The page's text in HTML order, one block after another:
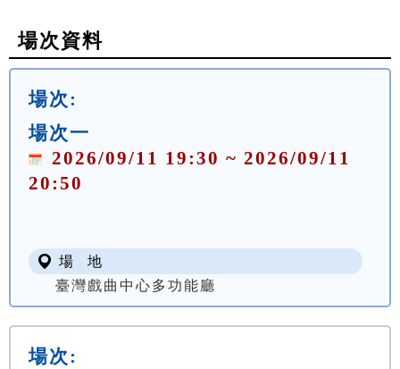
場次資料
場次:
場次一
2026/09/11 19:30 ~ 2026/09/11
20:50
場 地
臺灣戲曲中心多功能廳
場次: